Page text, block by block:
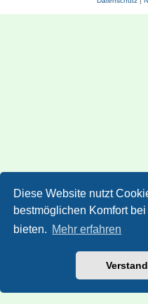
Diese Website nutzt
bestmöglichen Komfort
bieten. Mehr erfahren